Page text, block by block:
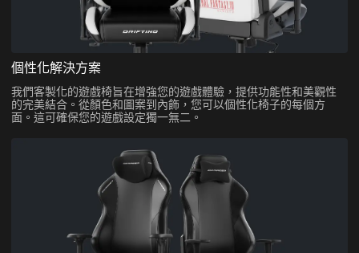
個性化解決方案
我們客製化的遊戲椅旨在增強您的遊戲體驗，提供功能性和美觀性
的完美結合。從顏色和圖案到內飾，您可以個性化椅子的每個方
面。這可確保您的遊戲設定獨一無二。